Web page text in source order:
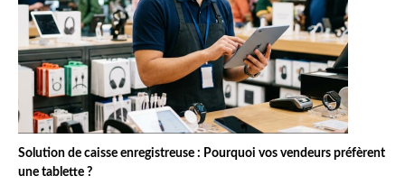
Solution de caisse enregistreuse : Pourquoi vos vendeurs préfèrent
une tablette ?